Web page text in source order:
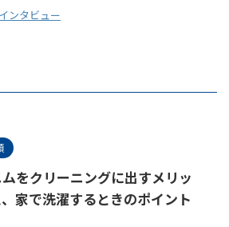
ンタビュー
をクリーニングに出すメリッ
、家で洗濯するときのポイント